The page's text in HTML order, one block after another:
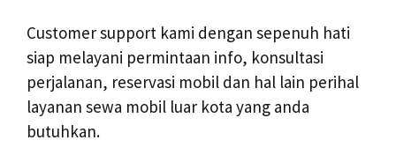
Customer support kami dengan sepenuh hati
siap melayani permintaan info, konsultasi
perjalanan, reservasi mobil dan hal lain perihal
layanan sewa mobil luar kota yang anda
butuhkan.